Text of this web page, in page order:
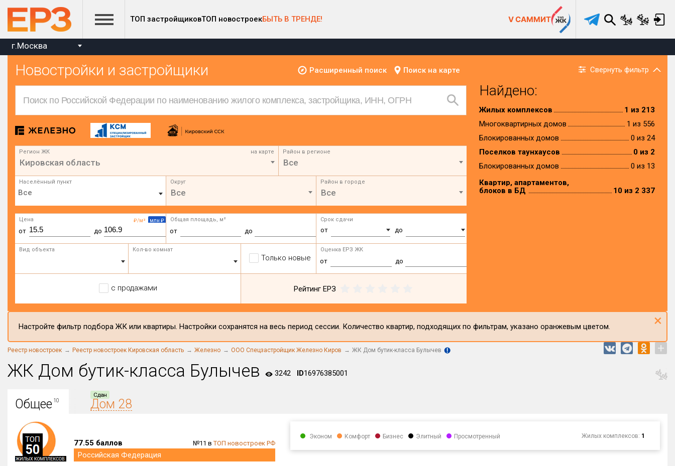
ТОП застройщиковТОП новостроекБЫТЬ В ТРЕНДЕ! V САММИТ
г.Москва
Новостройки и застройщики Расширенный поиск Поиск на карте Свернуть фильтр
Регион ЖК на карте
Кировская область
Район в регионе
Все
Населённый пункт Округ
Все
Район в городе
Все
₽/м² млн ₽
Цена
от до
Общая площадь, м²
от до
Срок сдачи
от до
Вид объекта Кол-во комнат
Только новые
Оценка ЕРЗ ЖК
от до
с продажами Рейтинг ЕРЗ
Найдено:
Жилых комплексов
1 из 213
Многоквартирных домов
1 из 556
Блокированных домов
0 из 24
Поселков таунхаусов
0 из 2
Блокированных домов
0 из 13
Квартир, апартаментов,
блоков в БД
10 из 2 337
Настройте фильтр подбора ЖК или квартиры. Настройки сохранятся на весь период сессии. Количество квартир, подходящих по фильтрам, указано оранжевым цветом. ×
Реестр новостроек Реестр новостроек Кировская область Железно ООО Спецзастройщик Железно Киров ЖК Дом бутик-класса Булычев +
ЖК Дом бутик-класса Булычев 3242 ID16976385001
Общее10
Сдан
Дом 28
77.55 баллов №11 вТОП новостроек РФ
Российская Федерация
Эконом Комфорт Бизнес Элитный Просмотренный Жилых комплексов: 1